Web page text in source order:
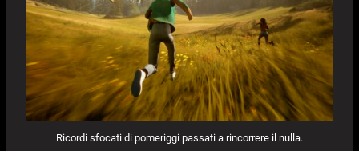
Ricordi sfocati di pomeriggi passati a rincorrere il nulla.